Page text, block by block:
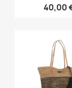
40,00